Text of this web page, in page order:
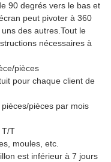
90 degrés vers le bas et
peut pivoter à 360
des autres.Tout le
nécessaires à
pièces
pour chaque client de
pièces par mois
T/T
moules, etc.
est inférieur à 7 jours